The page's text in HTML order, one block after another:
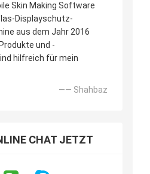
Skin Making Software
Displayschutz-
aus dem Jahr 2016
und -
hilfreich für mein
—— Shahbaz
CHAT JETZT